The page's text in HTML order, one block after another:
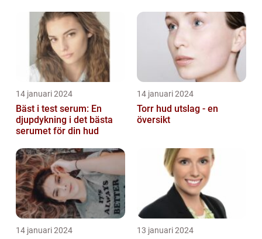
fungerar
14 januari 2024
Bäst i test serum: En
djupdykning i det bästa
serumet för din hud
14 januari 2024
Torr hud utslag - en
översikt
14 januari 2024 13 januari 2024